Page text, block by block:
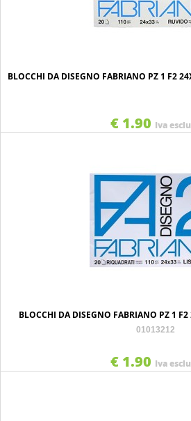
BLOCCHI DA DISEGNO FABRIANO PZ 1 F2
€ 1.90 Iva
BLOCCHI DA DISEGNO FABRIANO PZ 1
01013212
€ 1.90 Iva